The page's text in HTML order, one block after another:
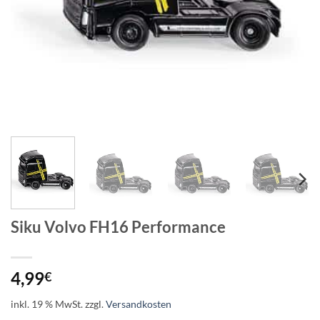
Siku Volvo FH16 Performance
4,99€
inkl. 19 % MwSt.zzgl.Versandkosten